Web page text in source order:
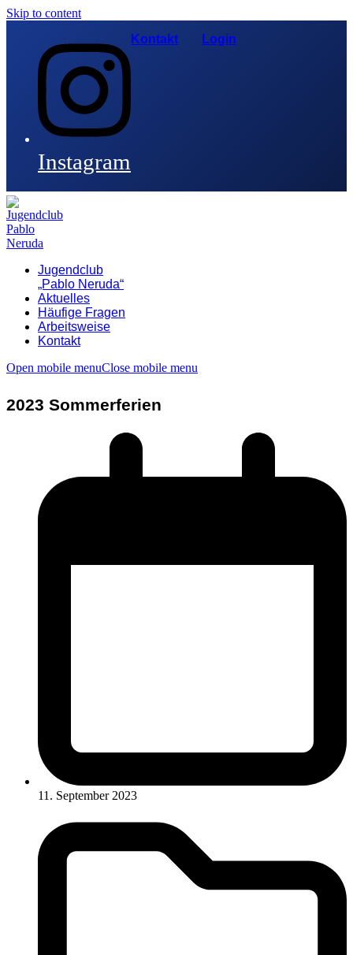
Skip to content
Instagram
Kontakt Login
Jugendclub
„Pablo Neruda“
Aktuelles
Häufige Fragen
Arbeitsweise
Kontakt
Open mobile menuClose mobile menu
2023 Sommerferien
11. September 2023